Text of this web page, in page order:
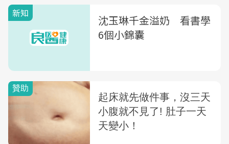
新知
沈玉琳千金溢奶 看書學
6個小錦囊